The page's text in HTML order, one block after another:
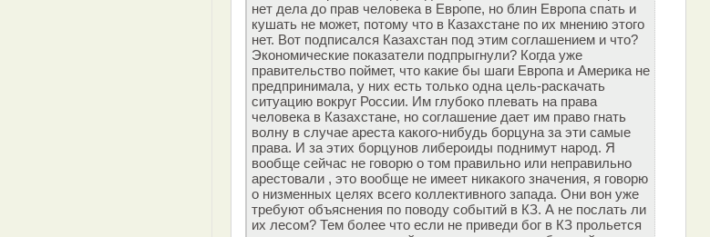
нет дела до прав человека в Европе, но блин Европа спать и
кушать не может, потому что в Казахстане по их мнению этого
нет. Вот подписался Казахстан под этим соглашением и что?
Экономические показатели подпрыгнули? Когда уже
правительство поймет, что какие бы шаги Европа и Америка не
предпринимала, у них есть только одна цель-раскачать
ситуацию вокруг России. Им глубоко плевать на права
человека в Казахстане, но соглашение дает им право гнать
волну в случае ареста какого-нибудь борцуна за эти самые
права. И за этих борцунов либероиды поднимут народ. Я
вообще сейчас не говорю о том правильно или неправильно
арестовали , это вообще не имеет никакого значения, я говорю
о низменных целях всего коллективного запада. Они вон уже
требуют объяснения по поводу событий в КЗ. А не послать ли
их лесом? Тем более что если не приведи бог в КЗ прольется